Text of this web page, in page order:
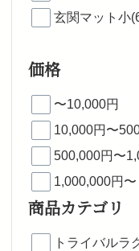
玄関マット小
価格
〜10,000円
10,000円〜
500,000円〜
1,000,000円〜
商品カテゴリ
トライバルラ